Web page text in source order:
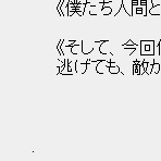
《僕たち人間
《そして、今回
逃げても、敵